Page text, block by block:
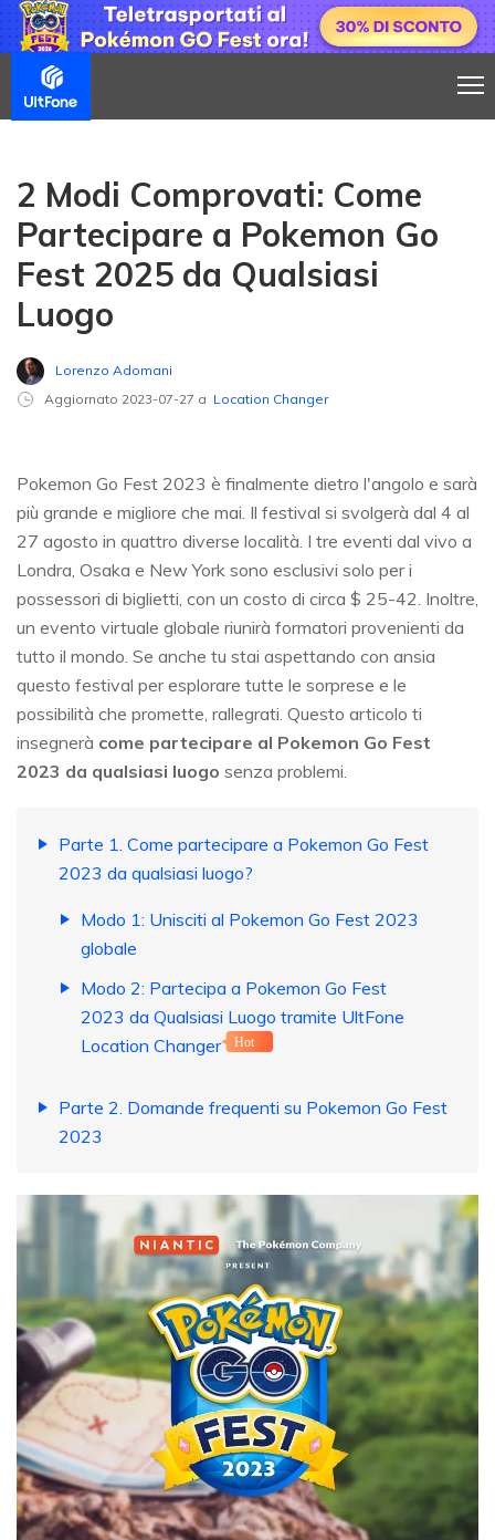
2 Modi Comprovati: Come
Partecipare a Pokemon Go
Fest 2025 da Qualsiasi
Luogo
Lorenzo Adomani
Aggiornato 2023-07-27 a Location Changer
Pokemon Go Fest 2023 è finalmente dietro l'angolo e sarà
più grande e migliore che mai. Il festival si svolgerà dal 4 al
27 agosto in quattro diverse località. I tre eventi dal vivo a
Londra, Osaka e New York sono esclusivi solo per i
possessori di biglietti, con un costo di circa $ 25-42. Inoltre,
un evento virtuale globale riunirà formatori provenienti da
tutto il mondo. Se anche tu stai aspettando con ansia
questo festival per esplorare tutte le sorprese e le
possibilità che promette, rallegrati. Questo articolo ti
insegnerà come partecipare al Pokemon Go Fest
2023 da qualsiasi luogo senza problemi.
Parte 1. Come partecipare a Pokemon Go Fest
2023 da qualsiasi luogo?
Modo 1: Unisciti al Pokemon Go Fest 2023
globale
Modo 2: Partecipa a Pokemon Go Fest
2023 da Qualsiasi Luogo tramite UltFone
Location Changer
Hot
Parte 2. Domande frequenti su Pokemon Go Fest
2023